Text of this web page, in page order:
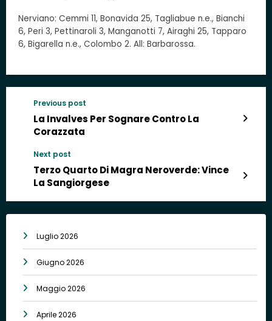
Nerviano: Cemmi 11, Bonavida 25, Tagliabue n.e., Bianchi
6, Peri 3, Pettinaroli 3, Manganotti 7, Airaghi 25, Tapparo
6, Bigarella n.e., Colombo 2. All: Barbarossa.
Previous post
La Invalves Per Sognare Contro La
Corazzata
Next post
Terzo Quarto Di Magra Neroverde: Vince
La Sangiorgese
Luglio 2026
Giugno 2026
Maggio 2026
Aprile 2026